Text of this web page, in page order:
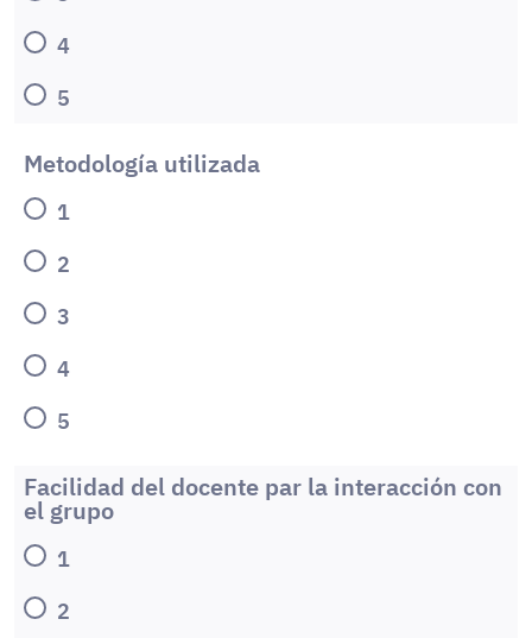
4
5
Metodología utilizada
1
2
3
4
5
Facilidad del docente par la interacción con
el grupo
1
2